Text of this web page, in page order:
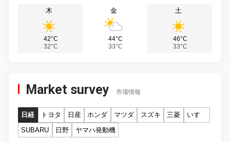
木
42°C
32°C
金
44°C
33°C
土
46°C
33°C
Market survey 市場情報
日経 トヨタ 日産 ホンダ マツダ スズキ 三菱
いすゞ
SUBARU
日野 ヤマハ発動機